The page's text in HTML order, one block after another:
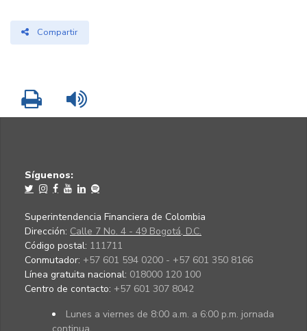
Compartir
Imprimir
Síguenos:
Superintendencia Financiera de Colombia
Dirección: Calle 7 No. 4 - 49 Bogotá, D.C.
Código postal: 111711
Conmutador: +57 601 594 0200 - +57 601 350 8166
Línea gratuita nacional: 018000 120 100
Centro de contacto: +57 601 307 8042
Lunes a viernes de 8:00 a.m. a 6:00 p.m. jornada